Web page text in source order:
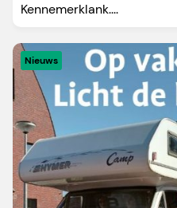
Kennemerklank....
Nieuws